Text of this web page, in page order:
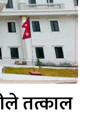
तत्काल